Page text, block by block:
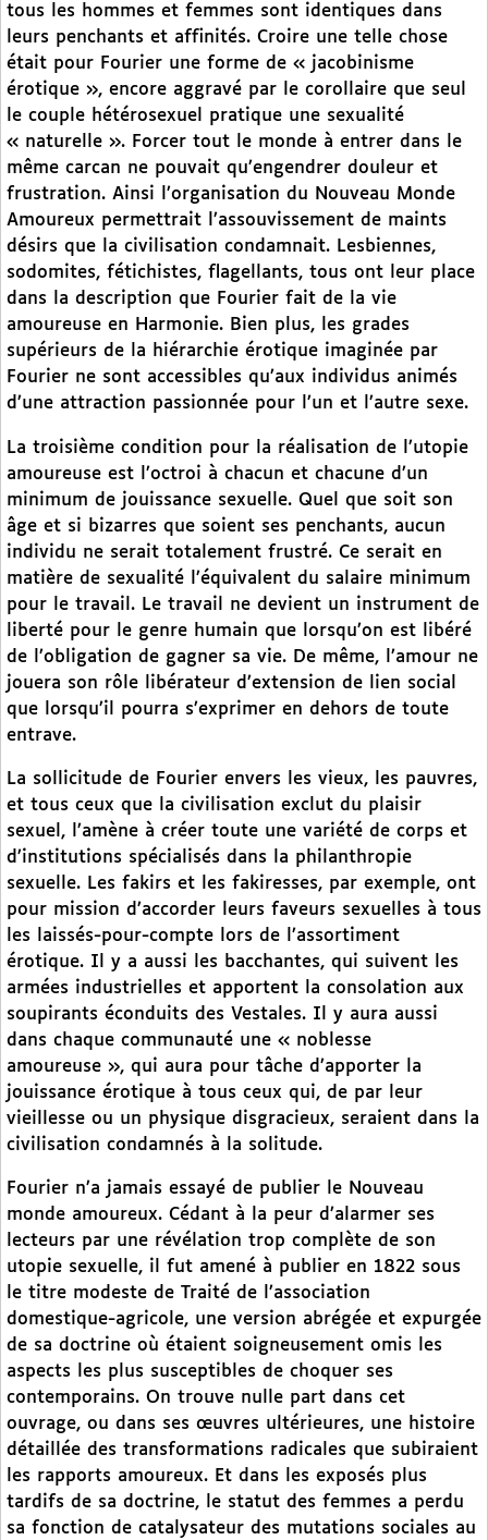
tous les hommes et femmes sont identiques dans
leurs penchants et affinités. Croire une telle chose
était pour Fourier une forme de « jacobinisme
érotique », encore aggravé par le corollaire que seul
le couple hétérosexuel pratique une sexualité
« naturelle ». Forcer tout le monde à entrer dans le
même carcan ne pouvait qu’engendrer douleur et
frustration. Ainsi l’organisation du Nouveau Monde
Amoureux permettrait l’assouvissement de maints
désirs que la civilisation condamnait. Lesbiennes,
sodomites, fétichistes, flagellants, tous ont leur place
dans la description que Fourier fait de la vie
amoureuse en Harmonie. Bien plus, les grades
supérieurs de la hiérarchie érotique imaginée par
Fourier ne sont accessibles qu’aux individus animés
d’une attraction passionnée pour l’un et l’autre sexe.
La troisième condition pour la réalisation de l’utopie
amoureuse est l’octroi à chacun et chacune d’un
minimum de jouissance sexuelle. Quel que soit son
âge et si bizarres que soient ses penchants, aucun
individu ne serait totalement frustré. Ce serait en
matière de sexualité l’équivalent du salaire minimum
pour le travail. Le travail ne devient un instrument de
liberté pour le genre humain que lorsqu’on est libéré
de l’obligation de gagner sa vie. De même, l’amour ne
jouera son rôle libérateur d’extension de lien social
que lorsqu’il pourra s’exprimer en dehors de toute
entrave.
La sollicitude de Fourier envers les vieux, les pauvres,
et tous ceux que la civilisation exclut du plaisir
sexuel, l’amène à créer toute une variété de corps et
d’institutions spécialisés dans la philanthropie
sexuelle. Les fakirs et les fakiresses, par exemple, ont
pour mission d’accorder leurs faveurs sexuelles à tous
les laissés-pour-compte lors de l’assortiment
érotique. Il y a aussi les bacchantes, qui suivent les
armées industrielles et apportent la consolation aux
soupirants éconduits des Vestales. Il y aura aussi
dans chaque communauté une « noblesse
amoureuse », qui aura pour tâche d’apporter la
jouissance érotique à tous ceux qui, de par leur
vieillesse ou un physique disgracieux, seraient dans la
civilisation condamnés à la solitude.
Fourier n’a jamais essayé de publier le Nouveau
monde amoureux. Cédant à la peur d’alarmer ses
lecteurs par une révélation trop complète de son
utopie sexuelle, il fut amené à publier en 1822 sous
le titre modeste de Traité de l’association
domestique-agricole, une version abrégée et expurgée
de sa doctrine où étaient soigneusement omis les
aspects les plus susceptibles de choquer ses
contemporains. On trouve nulle part dans cet
ouvrage, ou dans ses œuvres ultérieures, une histoire
détaillée des transformations radicales que subiraient
les rapports amoureux. Et dans les exposés plus
tardifs de sa doctrine, le statut des femmes a perdu
sa fonction de catalysateur des mutations sociales au